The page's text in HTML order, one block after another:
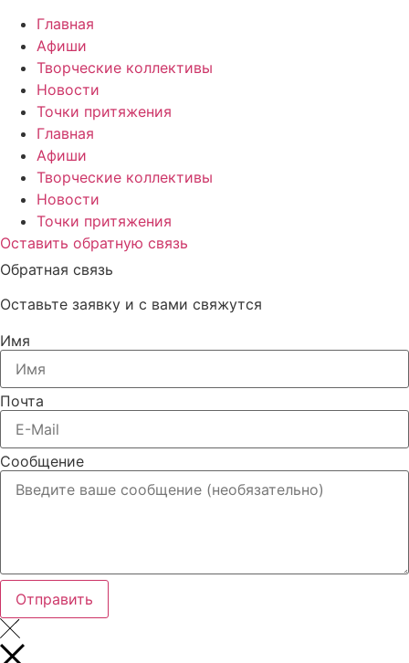
Главная
Афиши
Творческие коллективы
Новости
Точки притяжения
Главная
Афиши
Творческие коллективы
Новости
Точки притяжения
Оставить обратную связь
Обратная связь
Оставьте заявку и с вами свяжутся
Имя
Почта
Сообщение
Отправить